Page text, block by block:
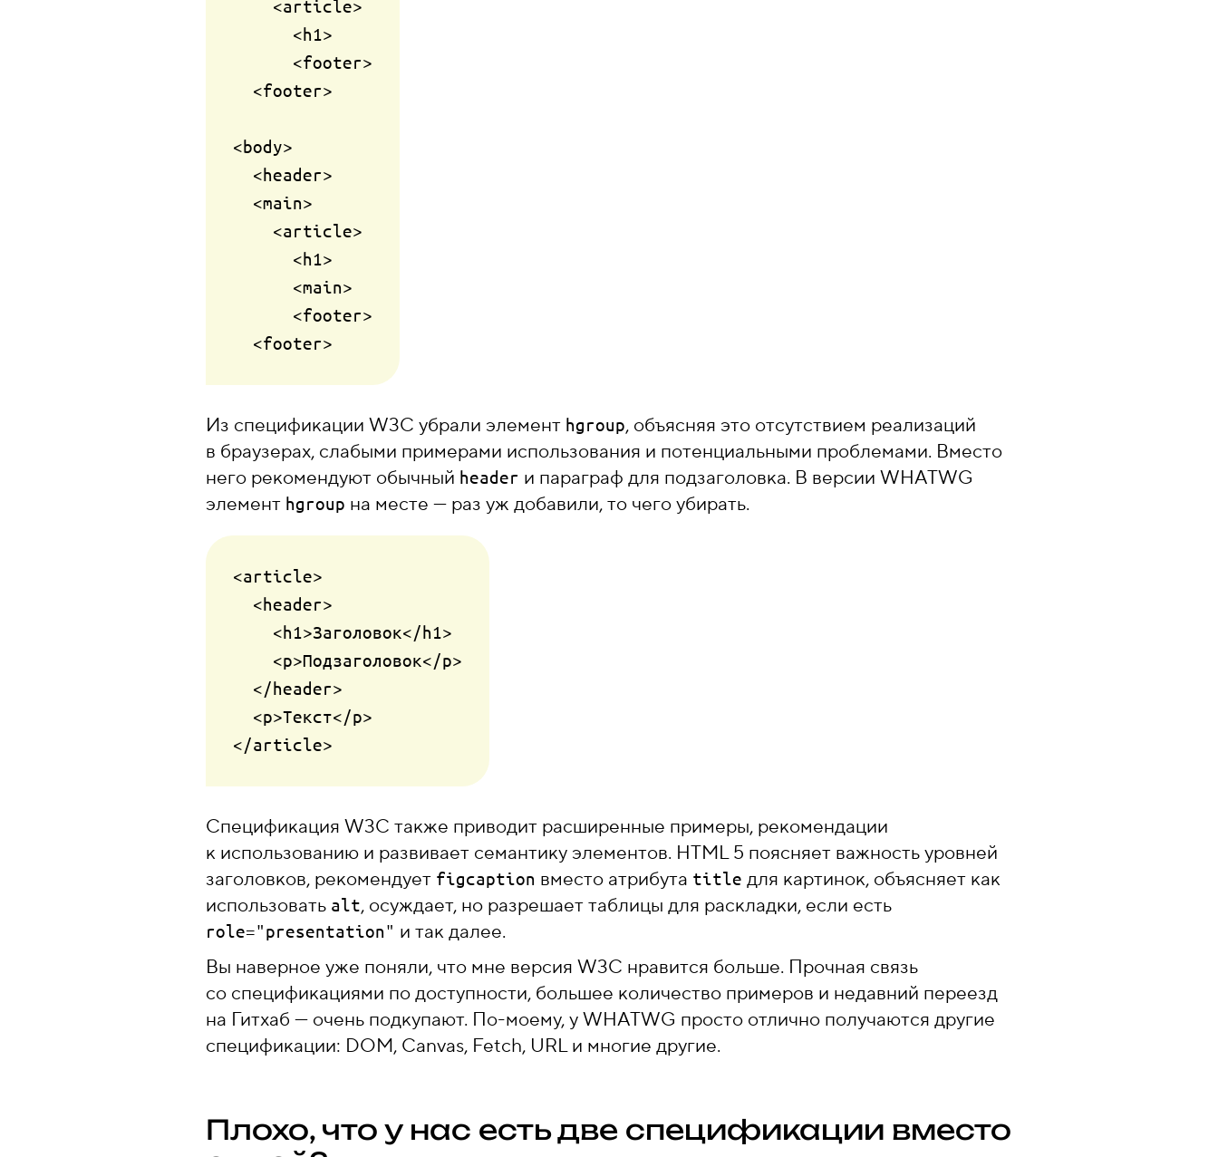
<body>
Из спецификации W3C убрали элемент hgroup, объясняя это отсутствием реализаций
в браузерах, слабыми примерами использования и потенциальными проблемами. Вместо
него рекомендуют обычный header и параграф для подзаголовка. В версии WHATWG
элемент hgroup на месте — раз уж добавили, то чего убирать.
<article>
Спецификация W3C также приводит расширенные примеры, рекомендации
к использованию и развивает семантику элементов. HTML 5 поясняет важность уровней
заголовков, рекомендует figcaption вместо атрибута title для картинок, объясняет как
использовать alt, осуждает, но разрешает таблицы для раскладки, если есть
role="presentation" и так далее.
Вы наверное уже поняли, что мне версия W3C нравится больше. Прочная связь
со спецификациями по доступности, большее количество примеров и недавний переезд
на Гитхаб — очень подкупают. По-моему, у WHATWG просто отлично получаются другие
спецификации: DOM, Canvas, Fetch, URL и многие другие.
Плохо, что у нас есть две спецификации вместо